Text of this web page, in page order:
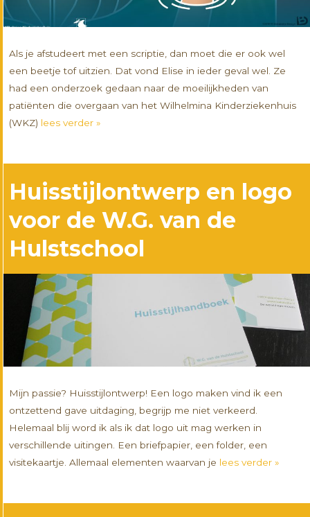
Als je afstudeert met een scriptie, dan moet die er ook wel
een beetje tof uitzien. Dat vond Elise in ieder geval wel. Ze
had een onderzoek gedaan naar de moeilijkheden van
patiënten die overgaan van het Wilhelmina Kinderziekenhuis
(WKZ) lees verder »
Huisstijlontwerp en logo
voor de W.G. van de
Hulstschool
Mijn passie? Huisstijlontwerp! Een logo maken vind ik een
ontzettend gave uitdaging, begrijp me niet verkeerd.
Helemaal blij word ik als ik dat logo uit mag werken in
verschillende uitingen. Een briefpapier, een folder, een
visitekaartje. Allemaal elementen waarvan je lees verder »